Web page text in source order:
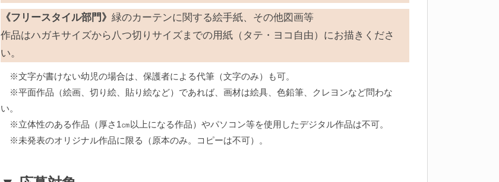
《フリースタイル部門》 緑のカーテンに関する絵手紙、その他図画等
作品はハガキサイズから八つ切りサイズまでの用紙（タテ・ヨコ自由）にお描きくださ
い。
※文字が書けない幼児の場合は、保護者による代筆（文字のみ）も可。
※平面作品（絵画、切り絵、貼り絵など）であれば、画材は絵具、色鉛筆、クレヨンなど問わな
い。
※立体性のある作品（厚さ1㎝以上になる作品）やパソコン等を使用したデジタル作品は不可。
※未発表のオリジナル作品に限る（原本のみ。コピーは不可）。